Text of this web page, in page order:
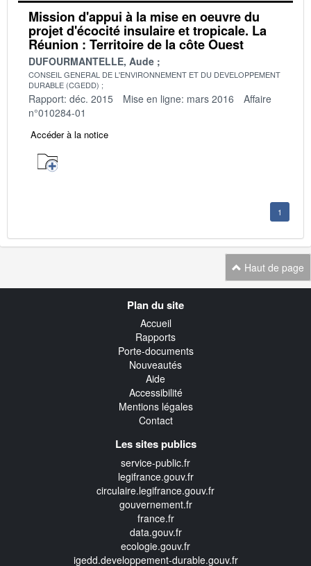
Mission d'appui à la mise en oeuvre du
projet d'écocité insulaire et tropicale. La
Réunion : Territoire de la côte Ouest
DUFOURMANTELLE, Aude
CONSEIL GENERAL DE L'ENVIRONNEMENT ET DU DEVELOPPEMENT
DURABLE (CGEDD)
Rapport: déc. 2015 Mise en ligne: mars 2016
Affaire
n°010284-01
Accéder à la notice
1
Haut de page
Plan du site
Accueil
Rapports
Porte-documents
Nouveautés
Aide
Accessibilité
Mentions légales
Contact
Les sites publics
service-public.fr
legifrance.gouv.fr
circulaire.legifrance.gouv.fr
gouvernement.fr
france.fr
data.gouv.fr
ecologie.gouv.fr
igedd.developpement-durable.gouv.fr